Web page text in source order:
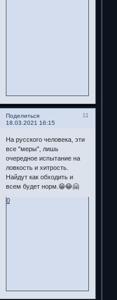
Поделиться
11
18.03.2021 16:15
На русского человека, эти
все "меры", лишь
очередное испытание на
ловкость и хитрость.
Найдут как обходить и
всем будет норм.😁😂🤗
0